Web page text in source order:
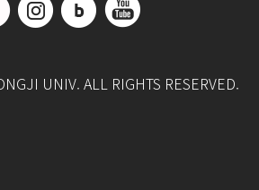
UNIV. ALL RIGHTS RESERVED.